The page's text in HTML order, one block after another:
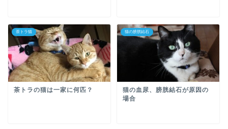
茶トラ猫
茶トラの猫は一家に何匹？
猫の膀胱結石
猫の血尿、膀胱結石が原因の
場合